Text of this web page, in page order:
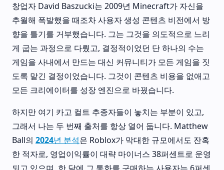
창업자 David Baszucki는 2009년 Minecraft가 자신을
추월해 폭발했을 때조차 사용자 생성 콘텐츠 비전에서 방
향을 틀기를 거부했습니다. 그는 그것을 의도적으로 느리
게 굽는 과정으로 다뤘고, 결정적이었던 단 하나의 수는
게임을 사내에서 만드는 대신 커뮤니티가 모든 게임을 짓
도록 맡긴 결정이었습니다. 그것이 콘텐츠 비용을 없애고
모든 크리에이터를 성장 엔진으로 바꿨습니다.
하지만 여기 카고 컬트 추종자들이 놓치는 부분이 있고,
그래서 나는 두 번째 출처를 항상 열어 둡니다. Matthew
Ball의 2024년 분석은 Roblox가 막대한 규모에서도 잔혹
한 적자로, 영업이익률이 대략 마이너스 38퍼센트로 운영